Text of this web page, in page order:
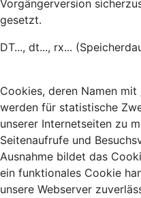
Vorgängerversion
gesetzt.
DT..., dt..., rx...
Cookies, deren Namen mit
werden für statistische
unserer Internetseiten zu
Seitenaufrufe und
Ausnahme bildet das
ein funktionales Cookie
unsere Webserver